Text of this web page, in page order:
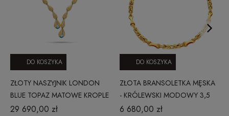
ZŁOTY NASZYJNIK LONDON
BLUE TOPAZ MATOWE KROPLE
48 CM PRESTIGE Z_25
29 690,00 zł
DO KOSZYKA
ZŁOTA BRANSOLETKA MĘSKA
- KRÓLEWSKI MODOWY 3,5
MM
6 680,00 zł
DO KOSZYKA